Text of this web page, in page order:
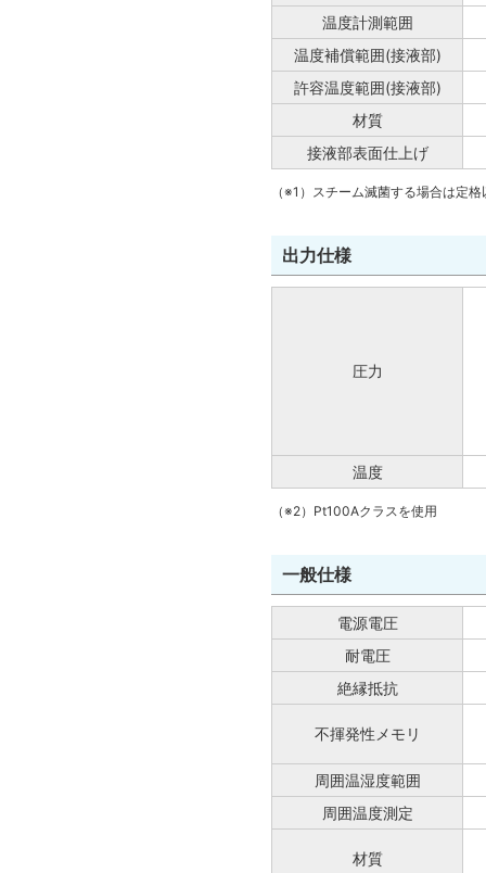
温度計測範囲
温度補償範囲(接液部)
許容温度範囲(接液部)
材質
接液部表面仕上げ
（※1）スチーム滅菌する場合は定
出力仕様
圧力
温度
（※2）Pt100Aクラスを使用
一般仕様
電源電圧
耐電圧
絶縁抵抗
不揮発性メモリ
周囲温湿度範囲
周囲温度測定
材質